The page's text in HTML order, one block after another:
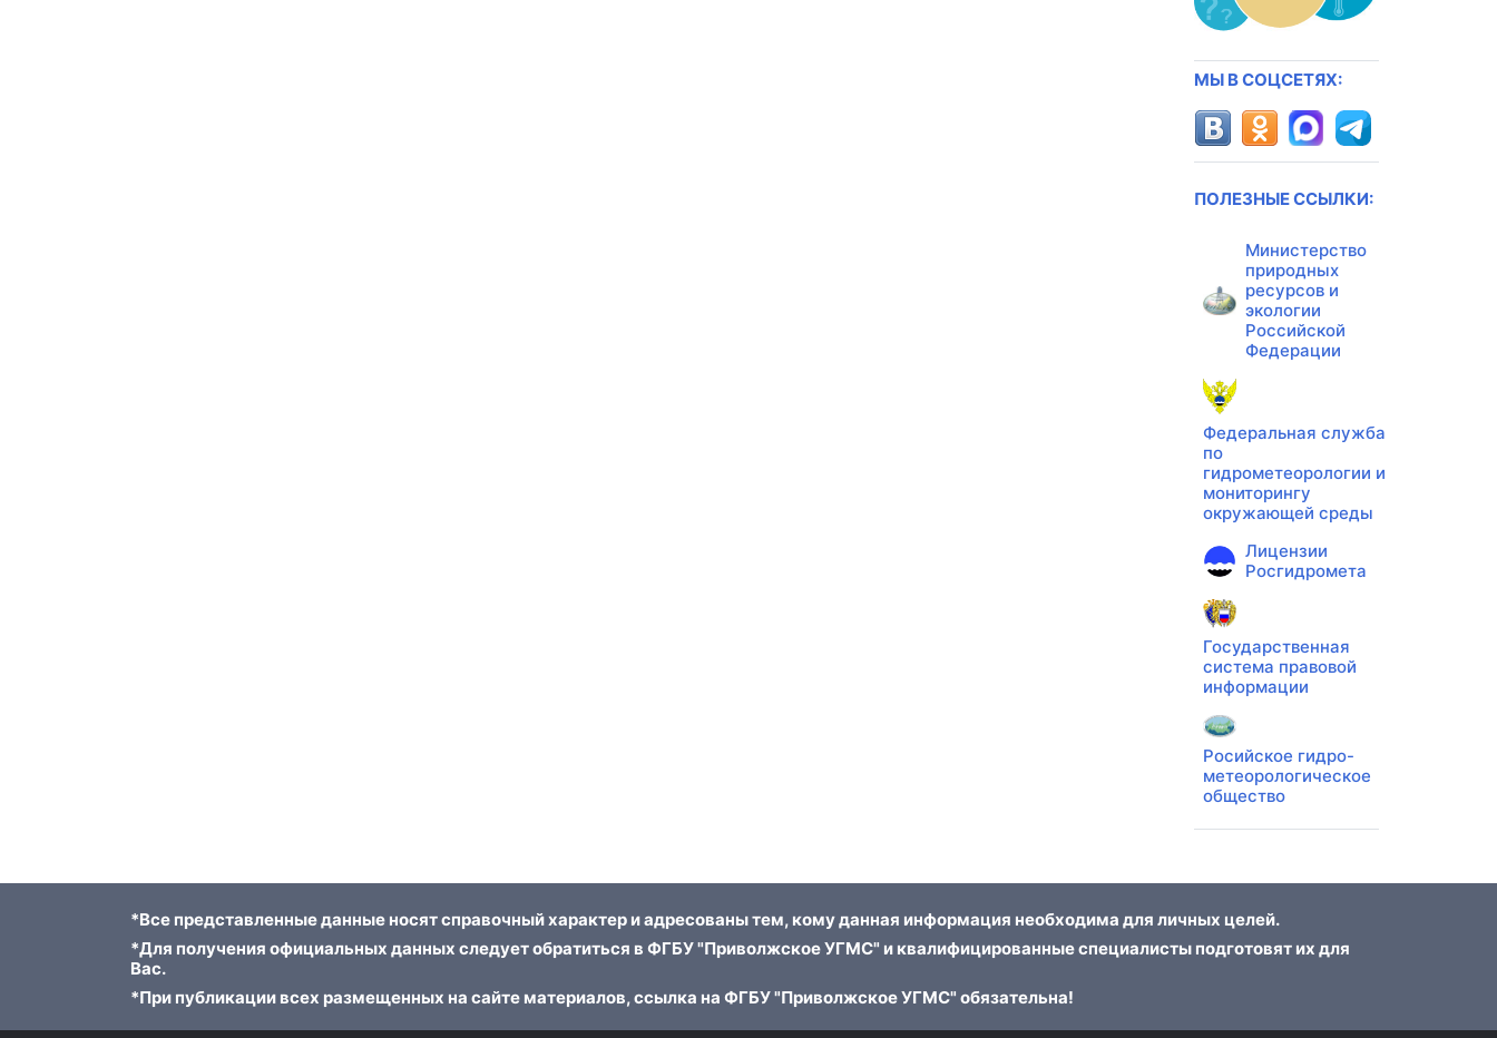
МЫ В СОЦСЕТЯХ:
ПОЛЕЗНЫЕ ССЫЛКИ:
Министерство
природных
ресурсов и
экологии
Российской
Федерации
Федеральная служба
по
гидрометеорологии и
мониторингу
окружающей среды
Лицензии
Росгидромета
Государственная
система правовой
информации
Росийское гидро-
метеорологическое
общество
*Все представленные данные носят справочный характер и адресованы тем, кому данная информация необходима для личных целей.
*Для получения официальных данных следует обратиться в ФГБУ "Приволжское УГМС" и квалифицированные специалисты подготовят их для
Вас.
*При публикации всех размещенных на сайте материалов, ссылка на ФГБУ "Приволжское УГМС" обязательна!